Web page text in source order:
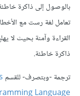
بالوصول إلى ذاكرة
تعامل لغة رست مع
القراءة وآمنة بحيث لا
ذاكرة خاطئة.
ترجمة -وبتصرف- للقسم